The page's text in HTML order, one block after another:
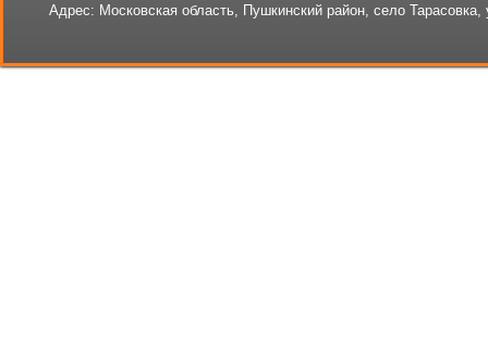
Адрес: Московская область, Пушкинский район, село